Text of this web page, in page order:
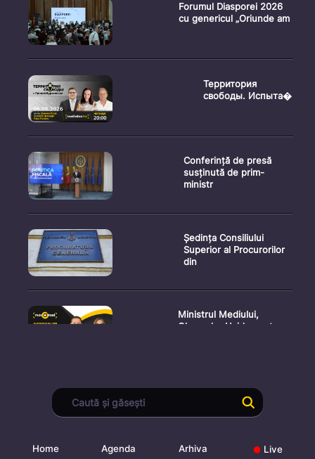
Forumul Diasporei 2026
cu genericul „Oriunde am
Территория
свободы. Испыта�
Conferință de presă
susținută de prim-
ministr
Ședința Consiliului
Superior al Procurorilor
din
Ministrul Mediului,
Gheorghe Hajder, este
Consultări publice privind
proiectul de lege pent
Home Agenda Arhiva Live